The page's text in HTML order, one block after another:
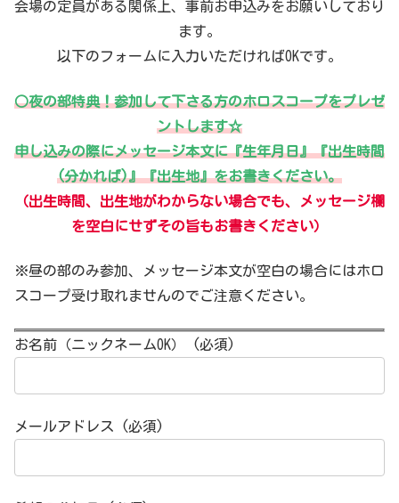
会場の定員がある関係上、事前お申込みをお願いしており
ます。
以下のフォームに入力いただければOKです。
○夜の部特典！参加して下さる方のホロスコープをプレゼ
ントします☆
申し込みの際にメッセージ本文に『生年月日』『出生時間
(分かれば)』『出生地』をお書きください。
（出生時間、出生地がわからない場合でも、メッセージ欄
を空白にせずその旨もお書きください）
※昼の部のみ参加、メッセージ本文が空白の場合にはホロ
スコープ受け取れませんのでご注意ください。
お名前（ニックネームOK） (必須)
メールアドレス (必須)